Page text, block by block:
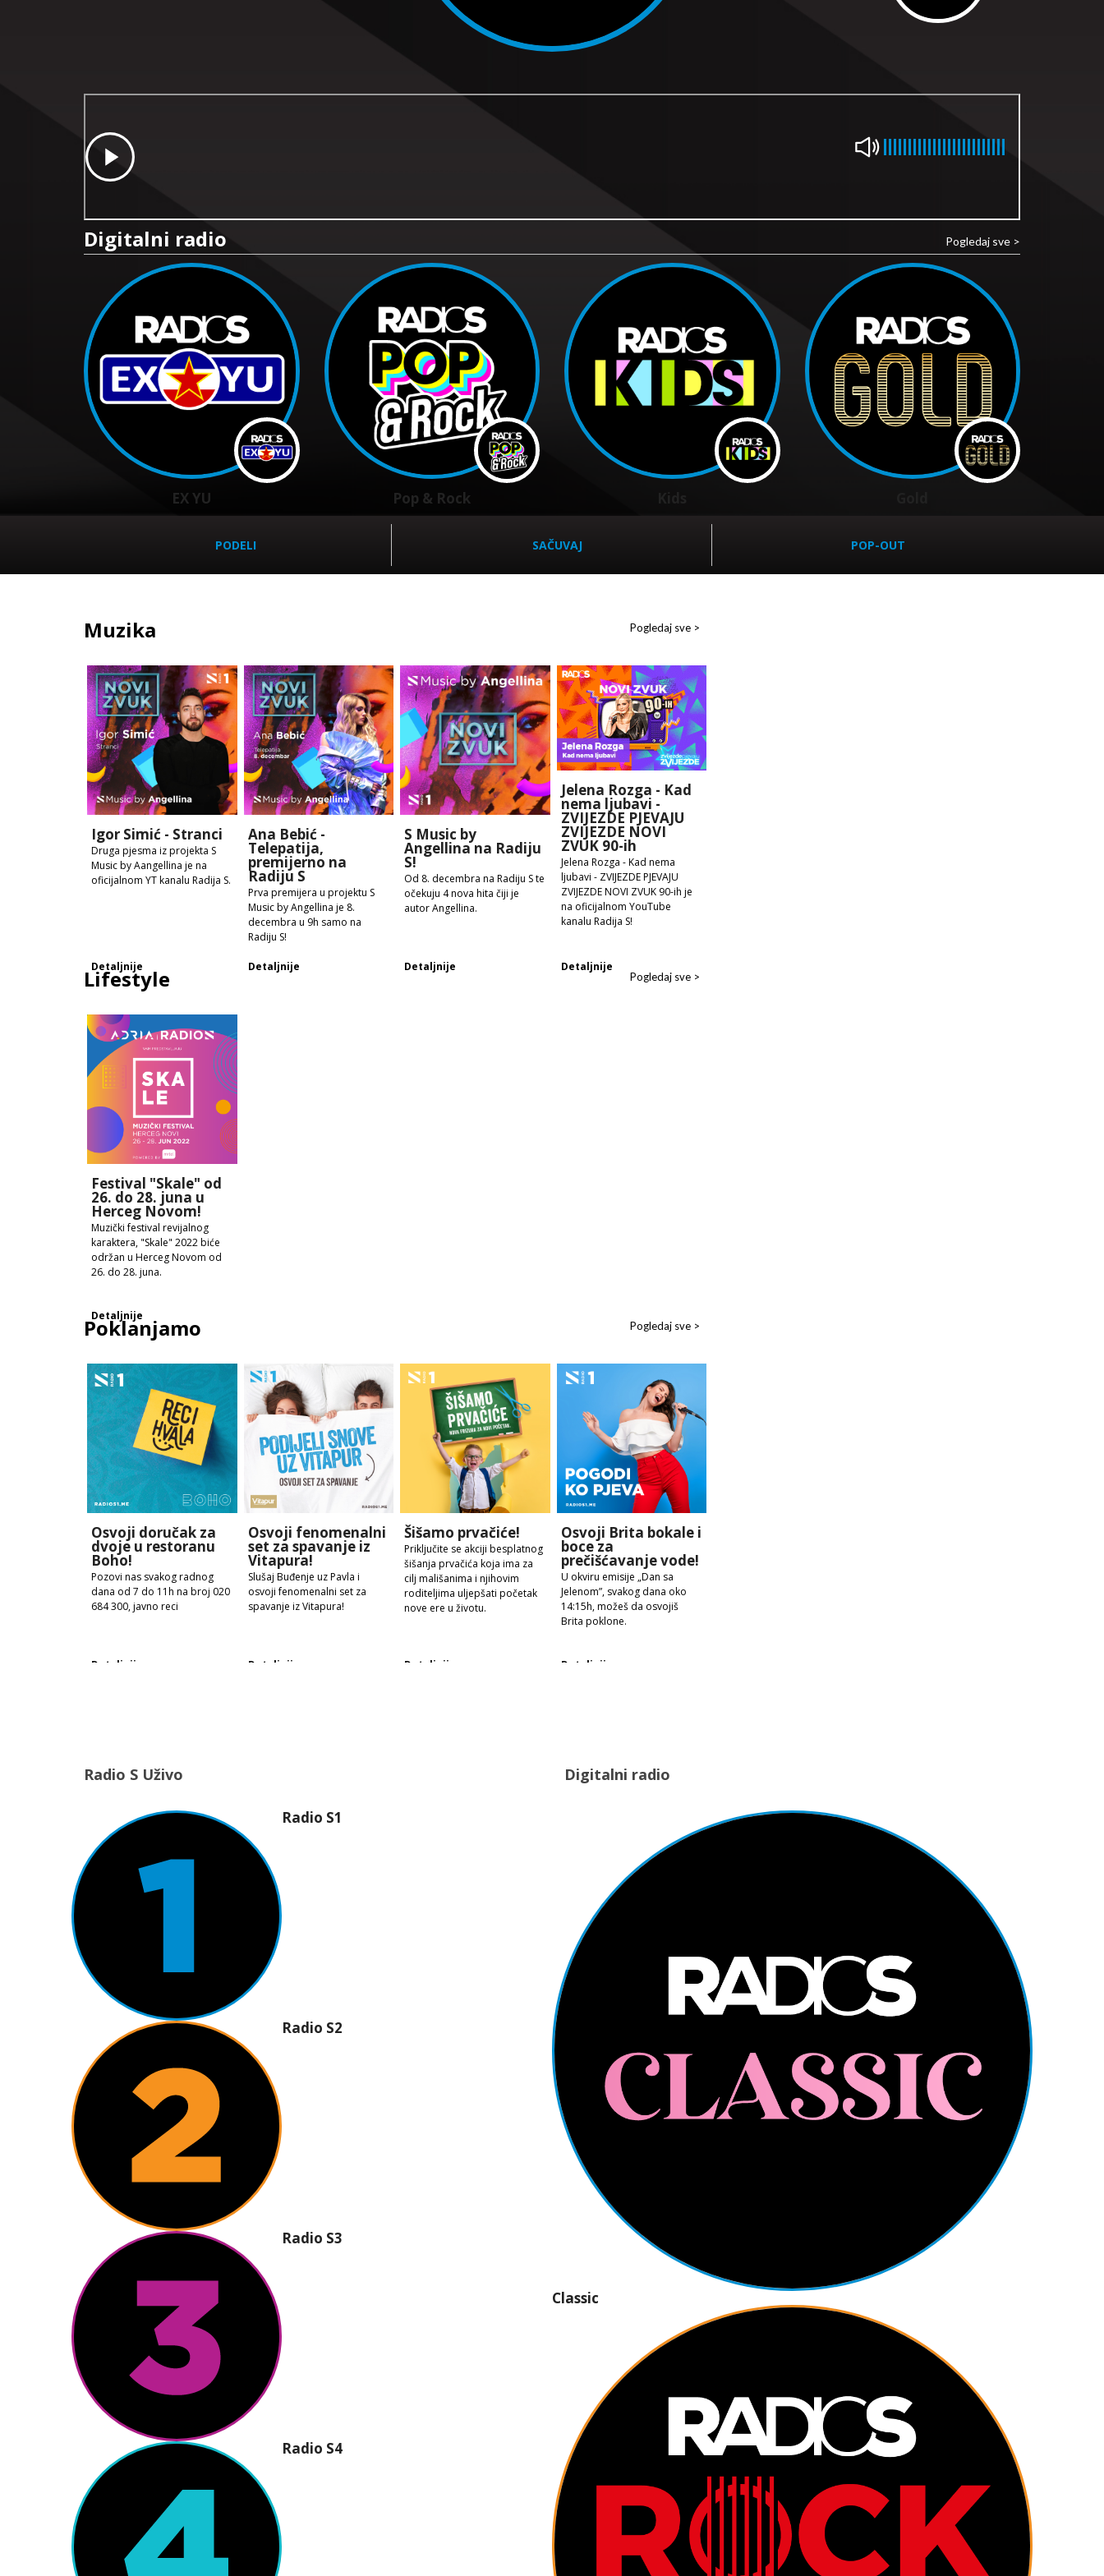
Digitalni radio Pogledaj sve >
EX YU Pop & Rock
PODELI SAČUVAJ POP-OUT
Muzika Pogledaj sve >
Igor Simić - Stranci
Druga pjesma iz projekta S
Music by Aangellina je na
oficijalnom YT kanalu Radija S.
Detaljnije
Ana Bebić -
Telepatija,
premijerno na
Radiju S
Prva premijera u projektu S
Music by Angellina je 8.
decembra u 9h samo na
Radiju S!
Detaljnije
S Music by
Angellina na Radiju
S!
Od 8. decembra na Radiju S te
očekuju 4 nova hita čiji je
autor Angellina.
Detaljnije
Jelena Rozga - Kad
nema ljubavi -
ZVIJEZDE PJEVAJU
ZVIJEZDE NOVI
ZVUK 90-ih
Jelena Rozga - Kad nema
ljubavi - ZVIJEZDE PJEVAJU
ZVIJEZDE NOVI ZVUK 90-ih je
na oficijalnom YouTube
kanalu Radija S!
Detaljnije
Lifestyle Pogledaj sve >
Festival "Skale" od
26. do 28. juna u
Herceg Novom!
Muzički festival revijalnog
karaktera, "Skale" 2022 biće
održan u Herceg Novom od
26. do 28. juna.
Detaljnije
Poklanjamo Pogledaj sve >
Osvoji doručak za
dvoje u restoranu
Boho!
Pozovi nas svakog radnog
dana od 7 do 11h na broj 020
684 300, javno reci
Detaljnije
Osvoji fenomenalni
set za spavanje iz
Vitapura!
Slušaj Buđenje uz Pavla i
osvoji fenomenalni set za
spavanje iz Vitapura!
Detaljnije
Šišamo prvačiće!
Priključite se akciji besplatnog
šišanja prvačića koja ima za
cilj mališanima i njihovim
roditeljima uljepšati početak
nove ere u životu.
Detaljnije
Osvoji Brita bokale i
boce za
prečišćavanje vode!
U okviru emisije „Dan sa
Jelenom”, svakog dana oko
14:15h, možeš da osvojiš
Brita poklone.
Detaljnije
Radio S Uživo
Radio S1
Radio S2
Radio S3
Radio S4
Digitalni radio
Classic